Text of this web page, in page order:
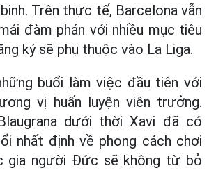
Trên thực tế, Barcelona vẫn
đàm phán với nhiều mục tiêu
ký sẽ phụ thuộc vào La Liga.
buổi làm việc đầu tiên với
vị huấn luyện viên trưởng.
dưới thời Xavi đã có
nhất định về phong cách chơi
gia người Đức sẽ không từ bỏ